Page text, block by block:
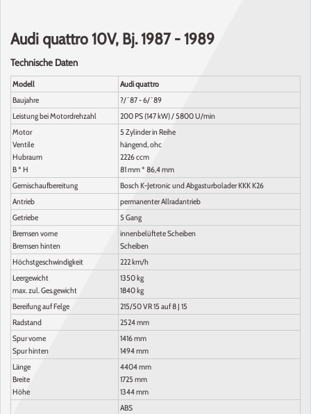
Audi quattro 10V, Bj. 1987 - 1989
Technische Daten
Modell
Audi quattro
Baujahre
?/´87 - 6/´89
Leistung bei Motordrehzahl
200 PS (147 kW) / 5800 U/min
Motor
Ventile
Hubraum
B * H
5 Zylinder in Reihe
hängend, ohc
2226 ccm
81 mm * 86,4 mm
Gemischaufbereitung
Bosch K-Jetronic und Abgasturbolader KKK K26
Antrieb
permanenter Allradantrieb
Getriebe
5 Gang
Bremsen vorne
Bremsen hinten
innenbelüftete Scheiben
Scheiben
Höchstgeschwindigkeit
222 km/h
Leergewicht
max. zul. Ges.gewicht
1350 kg
1840 kg
Bereifung auf Felge
215/50 VR 15 auf 8 J 15
Radstand
2524 mm
Spur vorne
Spur hinten
1416 mm
1494 mm
Länge
Breite
Höhe
4404 mm
1725 mm
1344 mm
ABS